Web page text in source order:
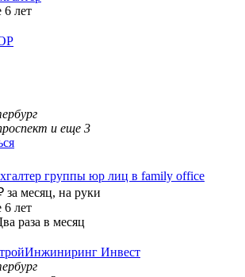
лет
и еще 3
группы юр лиц в family office
за месяц, на руки
лет
раза в месяц
Инвест